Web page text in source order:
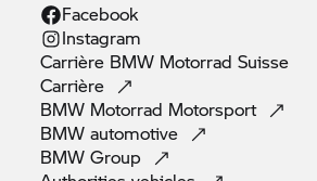
Facebook
Instagram
Carrière BMW Motorrad Suisse
Carrière
BMW Motorrad Motorsport
BMWautomotive
BMWGroup